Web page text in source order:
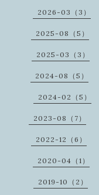
2026-03（3）
2025-08（5）
2025-03（3）
2024-08（5）
2024-02（5）
2023-08（7）
2022-12（6）
2020-04（1）
2019-10（2）